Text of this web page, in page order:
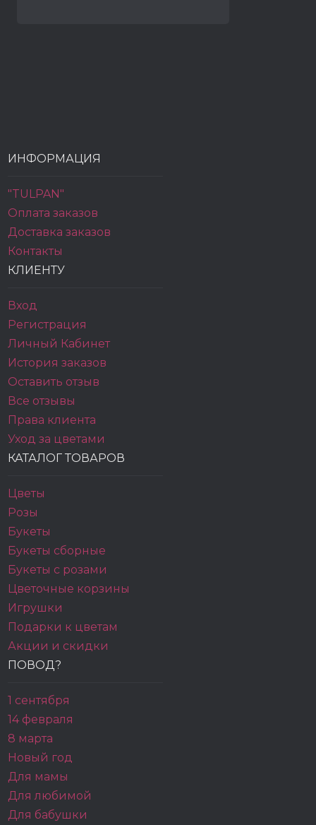
ИНФОРМАЦИЯ
"TULPAN"
Оплата заказов
Доставка заказов
Контакты
КЛИЕНТУ
Вход
Регистрация
Личный Кабинет
История заказов
Оставить отзыв
Все отзывы
Права клиента
Уход за цветами
КАТАЛОГ ТОВАРОВ
Цветы
Розы
Букеты
Букеты сборные
Букеты с розами
Цветочные корзины
Игрушки
Подарки к цветам
Акции и скидки
ПОВОД?
1 сентября
14 февраля
8 марта
Новый год
Для мамы
Для любимой
Для бабушки